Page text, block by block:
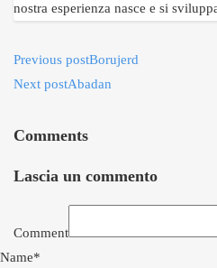
nostra esperienza nasce e si
Previous postBorujerd
Next postAbadan
Comments
Lascia un commento
Comment
Name*